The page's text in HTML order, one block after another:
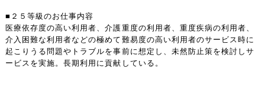
■２５等級のお仕事内容
医療依存度の高い利用者、介護重度の利用者、重度疾病の利用者、
介入困難な利用者などの極めて難易度の高い利用者のサービス時に
起こりうる問題やトラブルを事前に想定し、未然防止策を検討しサ
ービスを実施。長期利用に貢献している。